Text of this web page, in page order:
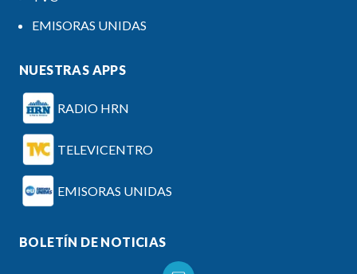
EMISORAS UNIDAS
NUESTRAS APPS
RADIO HRN
TELEVICENTRO
EMISORAS UNIDAS
BOLETÍN DE NOTICIAS